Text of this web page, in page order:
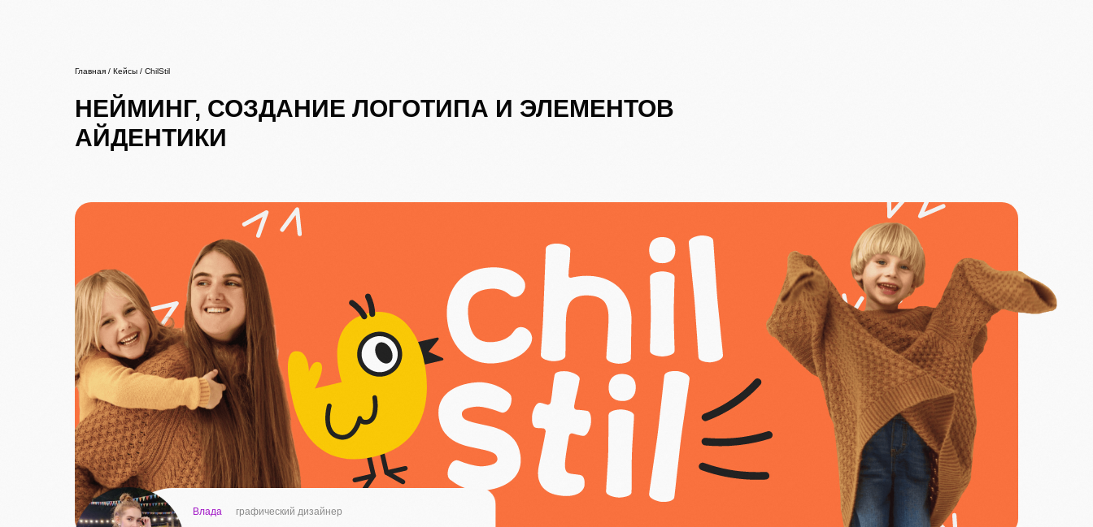
Главная / Кейсы / ChilStil
НЕЙМИНГ, СОЗДАНИЕ ЛОГОТИПА И ЭЛЕМЕНТОВ
АЙДЕНТИКИ
Влада графический дизайнер